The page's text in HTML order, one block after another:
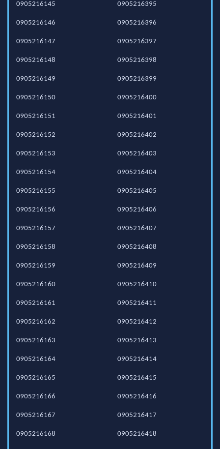
0905216145
0905216146
0905216147
0905216148
0905216149
0905216150
0905216151
0905216152
0905216153
0905216154
0905216155
0905216156
0905216157
0905216158
0905216159
0905216160
0905216161
0905216162
0905216163
0905216164
0905216165
0905216166
0905216167
0905216168
0905216395
0905216396
0905216397
0905216398
0905216399
0905216400
0905216401
0905216402
0905216403
0905216404
0905216405
0905216406
0905216407
0905216408
0905216409
0905216410
0905216411
0905216412
0905216413
0905216414
0905216415
0905216416
0905216417
0905216418